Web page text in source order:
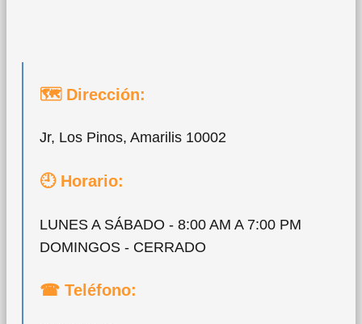
🗺 Dirección:
Jr, Los Pinos, Amarilis 10002
🕘 Horario:
LUNES A SÁBADO - 8:00 AM A 7:00 PM
DOMINGOS - CERRADO
☎ Teléfono: